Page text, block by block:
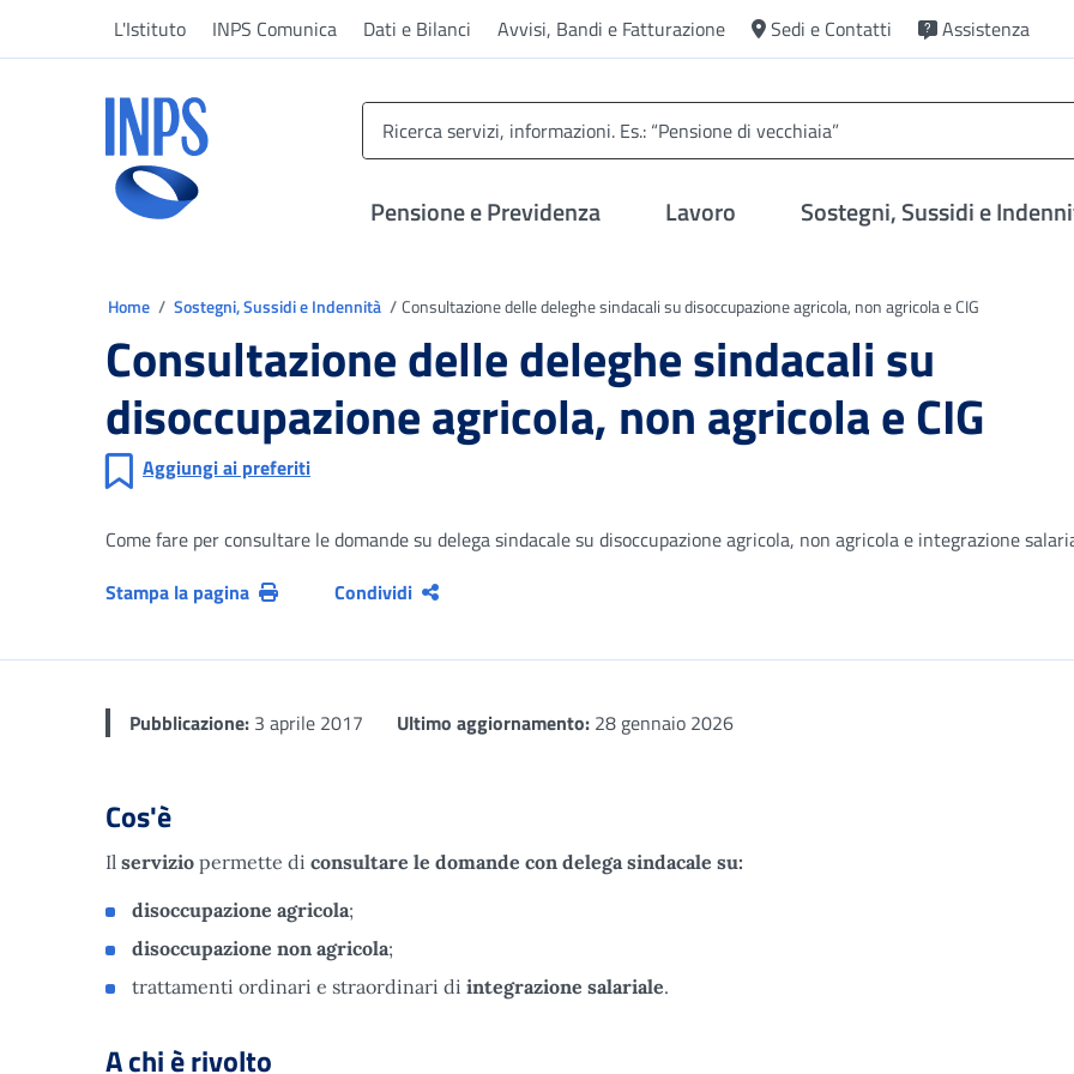
L'Istituto INPS Comunica Dati e Bilanci Avvisi, Bandi e Fatturazione Sedi e Contatti
Assistenza
Pensione e Previdenza Lavoro Sostegni, Sussidi e
Home Sostegni, Sussidi e Indennità Consultazione delle deleghe sindacali su disoccupazione agricola, non agricola e CIG
Consultazione delle deleghe sindacali su
disoccupazione agricola, non agricola e CIG
Aggiungi ai preferiti
Come fare per consultare le domande su delega sindacale su disoccupazione agricola, non agricola e integrazione
Stampa la pagina
Condividi
Pubblicazione: 3 aprile 2017 Ultimo aggiornamento: 28 gennaio 2026
Cos'è
Il servizio permette di consultare le domande con delega sindacale su:
disoccupazione agricola;
disoccupazione non agricola;
trattamenti ordinari e straordinari di integrazione salariale.
A chi è rivolto